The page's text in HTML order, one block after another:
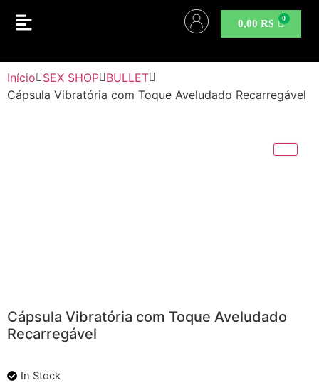
0,00R$
Início SEX SHOP BULLET
Cápsula Vibratória com Toque Aveludado Recarregável
Cápsula Vibratória com Toque Aveludado
Recarregável
In Stock